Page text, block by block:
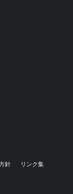
針 リンク集